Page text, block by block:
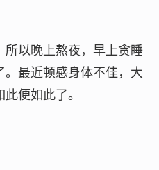
所以晚上熬夜，早上贪睡
。最近顿感身体不佳，大
便如此了。